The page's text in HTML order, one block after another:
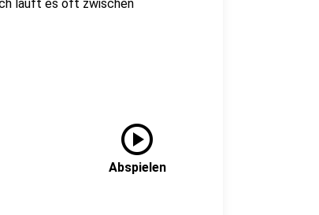
läuft es oft zwischen
play_circle
Abspielen